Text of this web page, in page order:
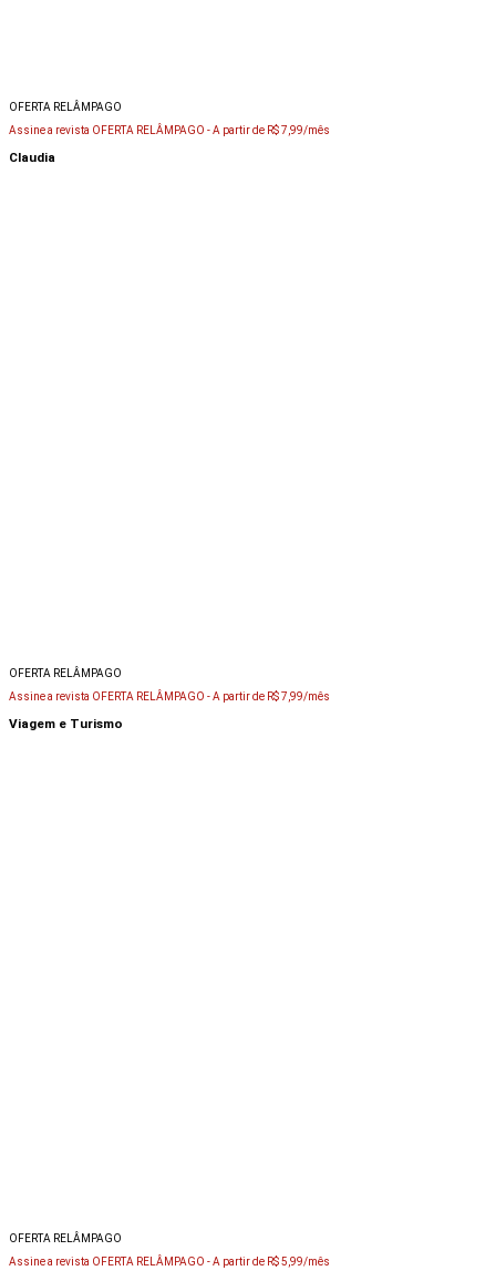
OFERTA RELÂMPAGO
Assine a revista OFERTA RELÂMPAGO -A partir de R$ 7,99/mês
Claudia
OFERTA RELÂMPAGO
Assine a revista OFERTA RELÂMPAGO -A partir de R$ 7,99/mês
Viagem e Turismo
OFERTA RELÂMPAGO
Assine a revista OFERTA RELÂMPAGO -A partir de R$ 5,99/mês